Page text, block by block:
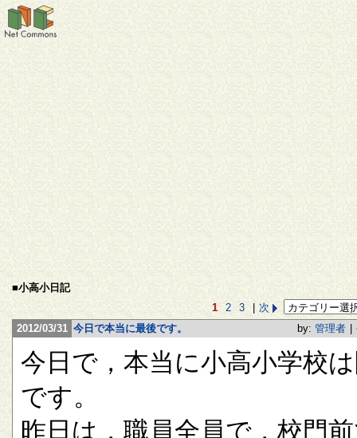
■小高小日記
1
2 3
次
2012/03/31 今日で本当に最後です。 by: 管理者
今日で，本当に小高小学校
です。
昨日は，職員全員で，校門